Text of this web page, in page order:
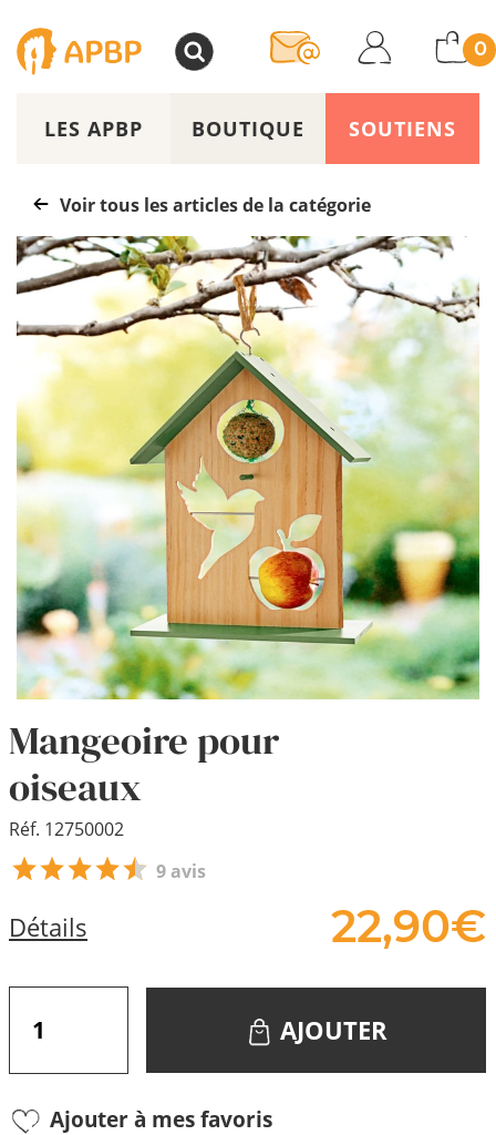
0
LES APBP BOUTIQUE SOUTIENS
Voir tous les articles de la catégorie
Mangeoire pour
oiseaux
Réf. 12750002
9 avis
Détails 22,90€
AJOUTER
Ajouter à mes favoris